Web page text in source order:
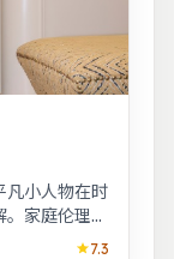
凡小人物在时
家庭伦理冲
7.3